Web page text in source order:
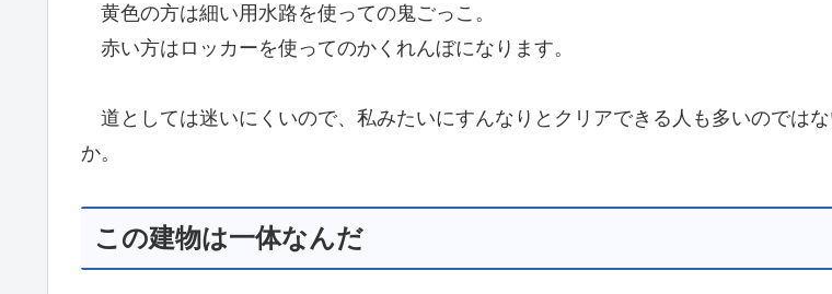
黄色の方は細い用水路を使っての鬼ごっこ。
赤い方はロッカーを使ってのかくれんぼになります。
道としては迷いにくいので、私みたいにすんなりとクリアできる人も多いのではな
か。
この建物は一体なんだ